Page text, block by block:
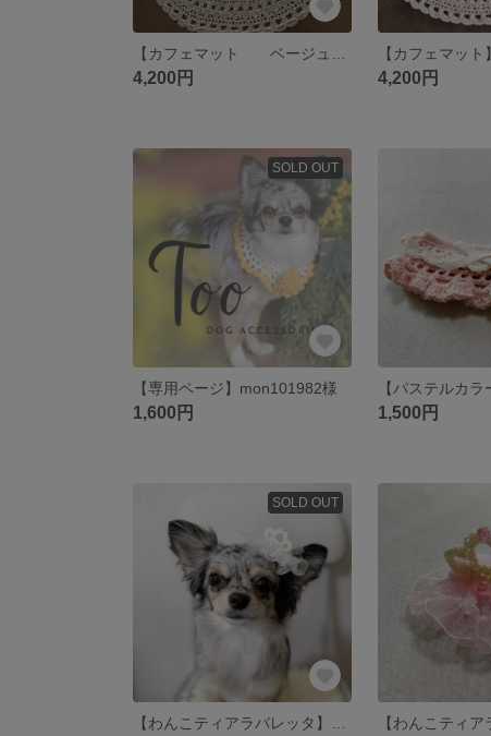
4,200円 4,200円
SOLD OUT
【専用ページ】mon101982様
1,600円 1,500円
SOLD OUT